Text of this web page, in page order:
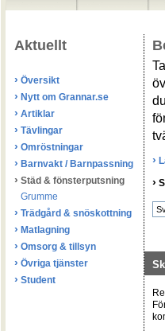
Aktuellt
› Översikt
› Nytt om Grannar.se
› Artiklar
› Tävlingar
› Omröstningar
› Barnvakt / Barnpassning
› Städ & fönsterputsning
Grumme
› Trädgård & snöskottning
› Matlagning
› Omsorg & tillsyn
› Övriga tjänster
› Student
›
›